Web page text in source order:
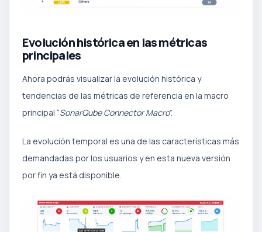
Evolución histórica en las métricas
principales
Ahora podrás visualizar la evolución histórica y
tendencias de las métricas de referencia en la macro
principal “SonarQube Connector Macro”.
La evolución temporal es una de las características más
demandadas por los usuarios y en esta nueva versión
por fin ya está disponible.